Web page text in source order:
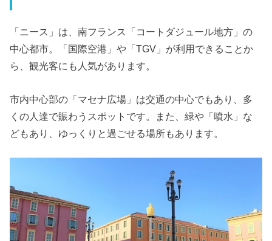
「ニース」は、南フランス「コートダジュール地方」の
中心都市。「国際空港」や「TGV」が利用できることか
ら、観光客にも人気があります。
市内中心部の「マセナ広場」は交通の中心でもあり、多
くの人達で賑わうスポットです。また、緑や「噴水」な
どもあり、ゆっくりと過ごせる場所もあります。